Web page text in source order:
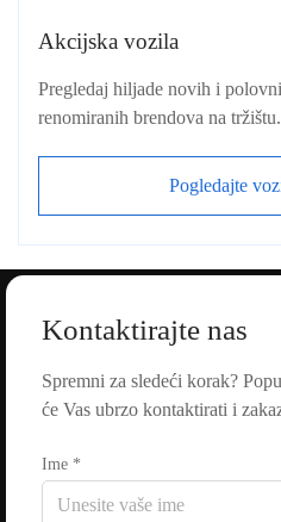
Akcijska vozila
Pregledaj hiljade novih i
renomiranih brendova na tržištu.
Pogledajte
Kontaktirajte nas
Spremni za sledeći korak?
će Vas ubrzo kontaktirati i
Ime *